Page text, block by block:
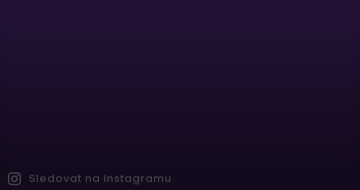
Sledovat na Instagramu